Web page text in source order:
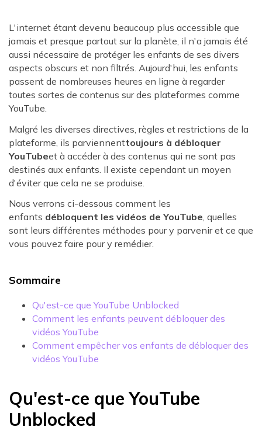
L'internet étant devenu beaucoup plus accessible que
jamais et presque partout sur la planète, il n'a jamais été
aussi nécessaire de protéger les enfants de ses divers
aspects obscurs et non filtrés. Aujourd'hui, les enfants
passent de nombreuses heures en ligne à regarder
toutes sortes de contenus sur des plateformes comme
YouTube.
Malgré les diverses directives, règles et restrictions de la
plateforme, ils parviennenttoujours à débloquer
YouTubeet à accéder à des contenus qui ne sont pas
destinés aux enfants. Il existe cependant un moyen
d'éviter que cela ne se produise.
Nous verrons ci-dessous comment les
enfants débloquent les vidéos de YouTube, quelles
sont leurs différentes méthodes pour y parvenir et ce que
vous pouvez faire pour y remédier.
Sommaire
Qu'est-ce que YouTube Unblocked
Comment les enfants peuvent débloquer des
vidéos YouTube
Comment empêcher vos enfants de débloquer des
vidéos YouTube
Qu'est-ce que YouTube
Unblocked